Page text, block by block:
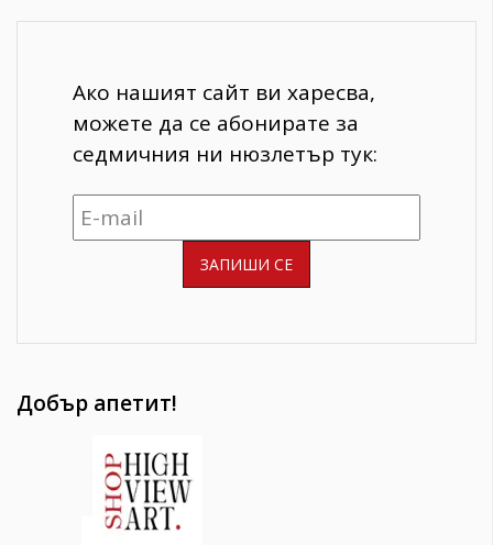
Ако нашият сайт ви харесва,
можете да се абонирате за
седмичния ни нюзлетър тук:
Добър апетит!